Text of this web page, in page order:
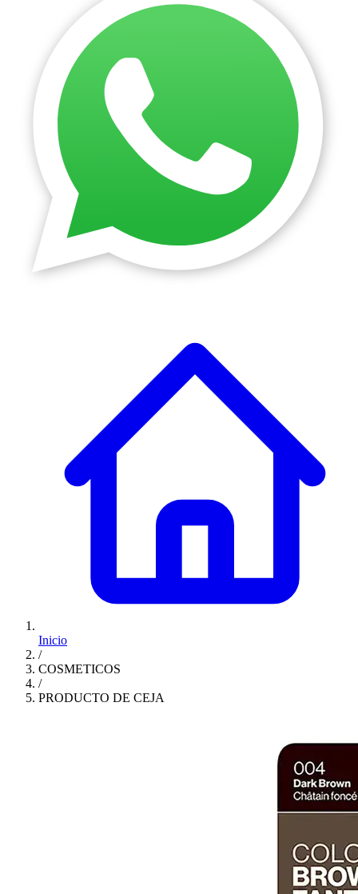
Inicio
/
COSMETICOS
/
PRODUCTO DE CEJA